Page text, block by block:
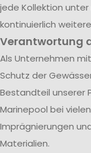
jede Kollektion
kontinuierlich
Verantwortung
Als Unternehmen
Schutz der
Bestandteil unserer
Marinepool bei
Imprägnierungen
Materialien.